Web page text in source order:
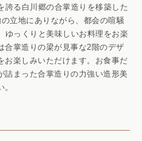
誇る白川郷の合掌造りを移築した
立地にありながら、都会の喧騒
ゆっくりと美味しいお料理をお楽
合掌造りの梁が見事な2階のデザ
お楽しみいただけます。お食事だ
詰まった合掌造りの力強い造形美